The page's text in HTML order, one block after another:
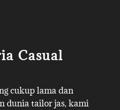
Casual
cukup lama dan
dunia tailor jas, kami